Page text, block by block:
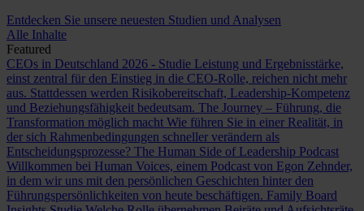
Entdecken Sie unsere neuesten Studien und Analysen
Alle Inhalte
Featured
CEOs in Deutschland 2026 - Studie Leistung und Ergebnisstärke,
einst zentral für den Einstieg in die CEO-Rolle, reichen nicht mehr
aus. Stattdessen werden Risikobereitschaft, Leadership-Kompetenz
und Beziehungsfähigkeit bedeutsam. The Journey – Führung, die
Transformation möglich macht Wie führen Sie in einer Realität, in
der sich Rahmenbedingungen schneller verändern als
Entscheidungsprozesse? The Human Side of Leadership Podcast
Willkommen bei Human Voices, einem Podcast von Egon Zehnder,
in dem wir uns mit den persönlichen Geschichten hinter den
Führungspersönlichkeiten von heute beschäftigen. Family Board